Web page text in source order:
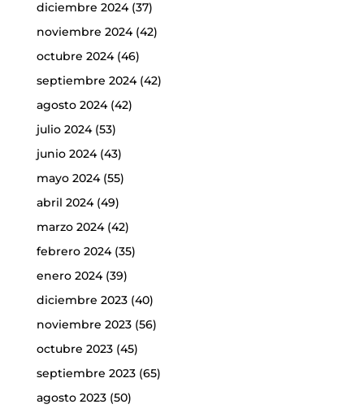
diciembre 2024(37)
noviembre 2024(42)
octubre 2024(46)
septiembre 2024(42)
agosto 2024(42)
julio 2024(53)
junio 2024(43)
mayo 2024(55)
abril 2024(49)
marzo 2024(42)
febrero 2024(35)
enero 2024(39)
diciembre 2023(40)
noviembre 2023(56)
octubre 2023(45)
septiembre 2023(65)
agosto 2023(50)